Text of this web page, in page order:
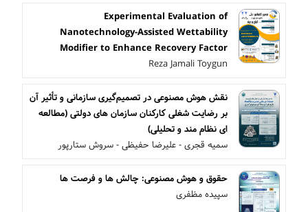
Experimental Evaluation of
Nanotechnology-Assisted Wettability
Modifier to Enhance Recovery Factor
Reza Jamali Toygun
نقش هوش مصنوعی در تصمیم‌گیری سازمانی و تأثیر آن
بر رضایت شغلی کارکنان سازمان های دولتی (مطالعه
ای نظام مند و تحلیلی)
سمیه قجری - علیرضا حفیظی - سروش ستارپور
حقوق و هوش مصنوعی: چالش ها و فرصت ها
سپیده مظفری